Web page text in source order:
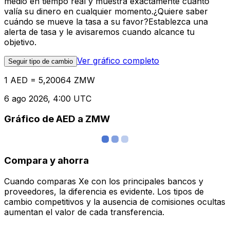
valía su dinero en cualquier momento.¿Quiere saber
cuándo se mueve la tasa a su favor?Establezca una
alerta de tasa y le avisaremos cuando alcance tu
objetivo.
Seguir tipo de cambio Ver gráfico completo
1 AED = 5,20064 ZMW
6 ago 2026, 4:00 UTC
Gráfico de AED a ZMW
Compara y ahorra
Cuando comparas Xe con los principales bancos y
proveedores, la diferencia es evidente. Los tipos de
cambio competitivos y la ausencia de comisiones ocultas
aumentan el valor de cada transferencia.